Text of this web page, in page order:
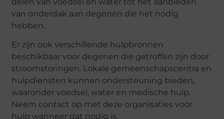
van onderdak aan degenen die het nodig
hebben.
Er zijn ook verschillende hulpbronnen
beschikbaar voor degenen die getroffen zijn door
stroomstoringen. Lokale gemeenschapscentra en
hulpdiensten kunnen ondersteuning bieden,
waaronder voedsel, water en medische hulp.
Neem contact op met deze organisaties voor
hulp wanneer dat nodig is.